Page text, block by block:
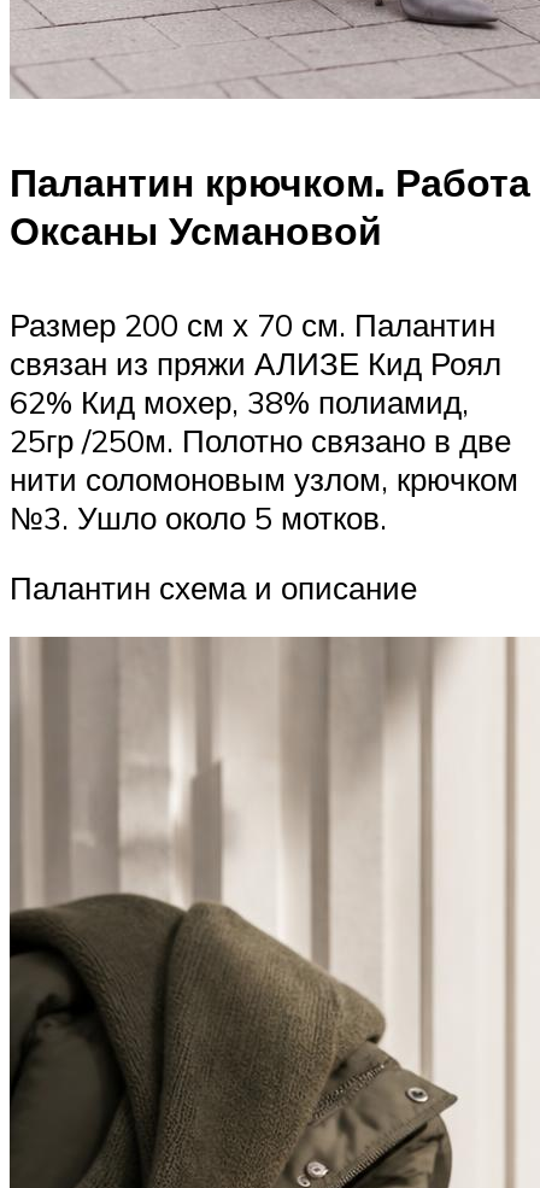
Палантин крючком. Работа
Оксаны Усмановой
Размер 200 см х 70 см. Палантин
связан из пряжи АЛИЗЕ Кид Роял
62% Кид мохер, 38% полиамид,
25гр /250м. Полотно связано в две
нити соломоновым узлом, крючком
№3. Ушло около 5 мотков.
Палантин схема и описание